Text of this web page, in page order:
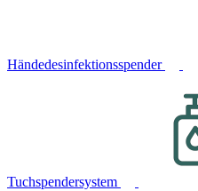
Händedesinfektionsspender
Tuchspendersystem